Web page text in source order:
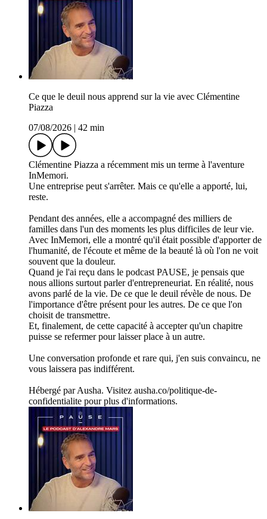
Ce que le deuil nous apprend sur la vie avec Clémentine
Piazza
07/08/2026
42 min
Clémentine Piazza a récemment mis un terme à l'aventure
InMemori.
Une entreprise peut s'arrêter. Mais ce qu'elle a apporté, lui,
reste.
Pendant des années, elle a accompagné des milliers de
familles dans l'un des moments les plus difficiles de leur vie.
Avec InMemori, elle a montré qu'il était possible d'apporter de
l'humanité, de l'écoute et même de la beauté là où l'on ne voit
souvent que la douleur.
Quand je l'ai reçu dans le podcast PAUSE, je pensais que
nous allions surtout parler d'entrepreneuriat. En réalité, nous
avons parlé de la vie. De ce que le deuil révèle de nous. De
l'importance d'être présent pour les autres. De ce que l'on
choisit de transmettre.
Et, finalement, de cette capacité à accepter qu'un chapitre
puisse se refermer pour laisser place à un autre.
Une conversation profonde et rare qui, j'en suis convaincu, ne
vous laissera pas indifférent.
Hébergé par Ausha. Visitez ausha.co/politique-de-
confidentialite pour plus d'informations.